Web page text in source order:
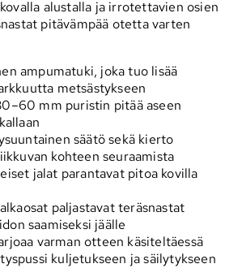
alustalla ja irrotettavien osien
pitävämpää otetta varten
ampumatuki, joka tuo lisää
metsästykseen
mm puristin pitää aseen
säätö sekä kierto
kohteen seuraamista
jalat parantavat pitoa kovilla
paljastavat teräsnastat
saamiseksi jäälle
varman otteen käsiteltäessä
kuljetukseen ja säilytykseen